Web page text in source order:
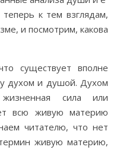
к тем взглядам,
и посмотрим, какова
существует вполне
духом и душой. Духом
жизненная сила или
всю живую материю
читателю, что нет
живую материю,